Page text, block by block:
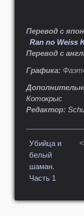
Перевод с
Ran no Weiss
Перевод с
Графика:
Котокрыс
Редактор:
Убийца и
белый
шаман.
Часть 1